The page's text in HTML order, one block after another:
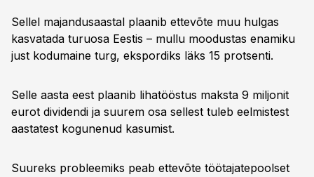
Sellel majandusaastal plaanib ettevõte muu hulgas
kasvatada turuosa Eestis – mullu moodustas enamiku
just kodumaine turg, ekspordiks läks 15 protsenti.
Selle aasta eest plaanib lihatööstus maksta 9 miljonit
eurot dividendi ja suurem osa sellest tuleb eelmistest
aastatest kogunenud kasumist.
Suureks probleemiks peab ettevõte töötajatepoolset